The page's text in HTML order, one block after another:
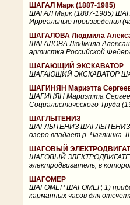
ШАГАЛ Марк (1887-1985)
ШАГАЛ Марк (1887-1985)
Ирреальные произведения
ШАГАЛОВА Людмила
ШАГАЛОВА Людмила
артистка Российской
ШАГАЮЩИЙ ЭКСКАВАТОР
ШАГАЮЩИЙ ЭКСКАВАТОР
ШАГИНЯН Мариэтта
ШАГИНЯН Мариэтта
Социалистического Труда
ШАГЛЫТЕНИЗ
ШАГЛЫТЕНИЗ ШАГЛЫТЕНИЗ,
озеро впадает р. Чаглинка.
ШАГОВЫЙ
ШАГОВЫЙ
электродвигатель, в
ШАГОМЕР
ШАГОМЕР ШАГОМЕР, 1)
карманных часов для